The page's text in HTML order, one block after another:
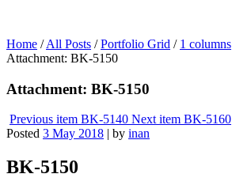
Home /All Posts /Portfolio Grid / 1 columns
Attachment: BK-5150
Attachment: BK-5150
Previous item BK-5140 Next item BK-5160
Posted 3 May 2018 | by inan
BK-5150